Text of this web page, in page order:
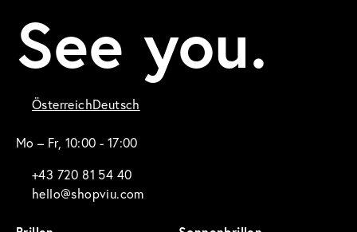
See you.
ÖsterreichDeutsch
Mo – Fr, 10:00 - 17:00
+43 720 81 54 40
hello@shopviu.com